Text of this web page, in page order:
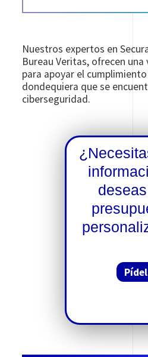
Nuestros expertos en
Bureau Veritas, ofrecen
para apoyar el cumplimiento
dondequiera que se
ciberseguridad.